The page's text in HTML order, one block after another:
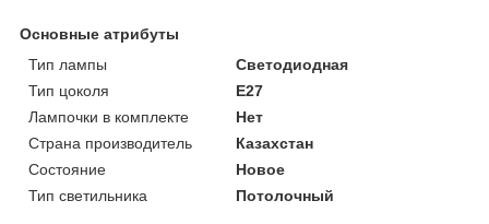
Основные атрибуты
Тип лампы
Светодиодная
Тип цоколя
E27
Лампочки в комплекте
Нет
Страна производитель
Казахстан
Состояние
Новое
Тип светильника
Потолочный